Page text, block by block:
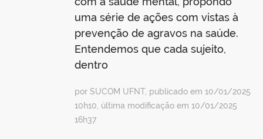
uma série de ações com vistas à
prevenção de agravos na saúde.
Entendemos que cada sujeito,
dentro
por SUCOM UFNT, publicado em 10/01/2025
10h10, última modificação em 10/01/2025
16h37